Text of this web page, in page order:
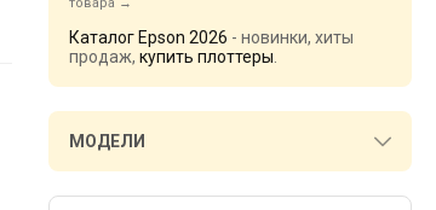
Каталог Epson 2026 - новинки, хиты
продаж, купить плоттеры
МОДЕЛИ